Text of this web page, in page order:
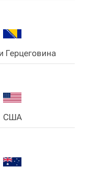
Герцеговина
США